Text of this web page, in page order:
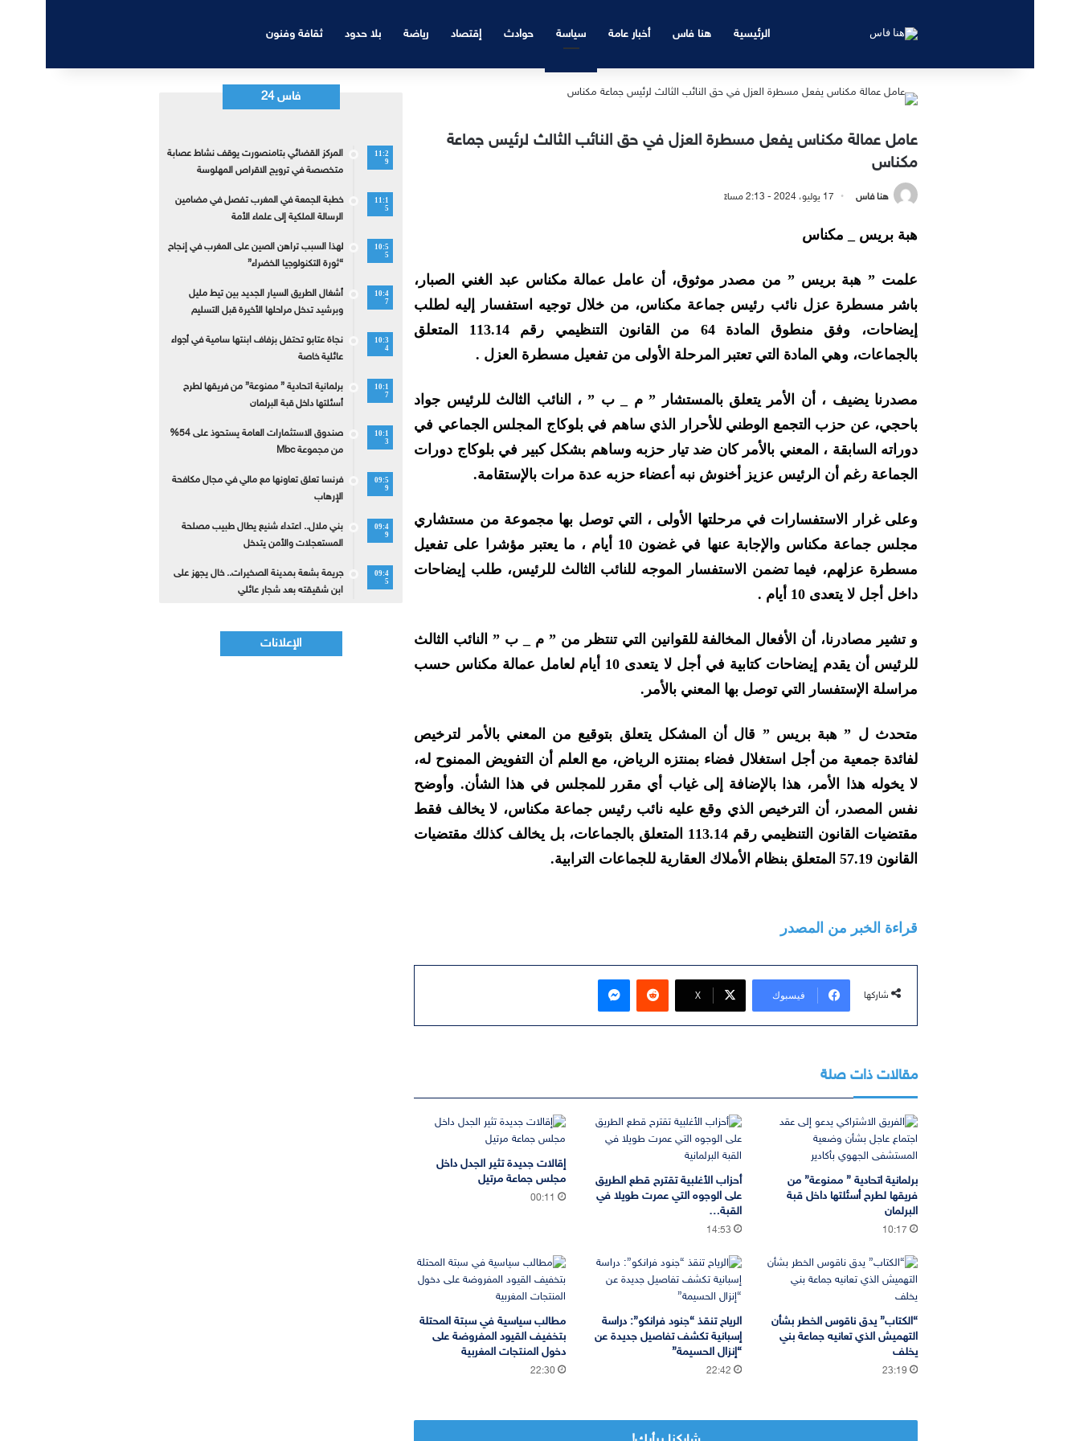
الرئيسية هنا فاس أخبار عامة سياسة حوادث إقتصاد رياضة بلا حدود ثقافة وفنون
عامل عمالة مكناس يفعل مسطرة العزل في حق النائب الثالث لرئيس جماعة
مكناس
هنا فاس 17 يوليو، 2024 - 2:13 مساءً
هبة بريس _ مكناس
علمت ” هبة بريس ” من مصدر موثوق، أن عامل عمالة مكناس عبد الغني الصبار،
باشر مسطرة عزل نائب رئيس جماعة مكناس، من خلال توجيه استفسار إليه لطلب
إيضاحات، وفق منطوق المادة 64 من القانون التنظيمي رقم 113.14 المتعلق
بالجماعات، وهي المادة التي تعتبر المرحلة الأولى من تفعيل مسطرة العزل .
مصدرنا يضيف ، أن الأمر يتعلق بالمستشار ” م _ ب ” ، النائب الثالث للرئيس جواد
باحجي، عن حزب التجمع الوطني للأحرار الذي ساهم في بلوكاج المجلس الجماعي في
دوراته السابقة ، المعني بالأمر كان ضد تيار حزبه وساهم بشكل كبير في بلوكاج دورات
الجماعة رغم أن الرئيس عزيز أخنوش نبه أعضاء حزبه عدة مرات بالإستقامة.
وعلى غرار الاستفسارات في مرحلتها الأولى ، التي توصل بها مجموعة من مستشاري
مجلس جماعة مكناس والإجابة عنها في غضون 10 أيام ، ما يعتبر مؤشرا على تفعيل
مسطرة عزلهم، فيما تضمن الاستفسار الموجه للنائب الثالث للرئيس، طلب إيضاحات
داخل أجل لا يتعدى 10 أيام .
و تشير مصادرنا، أن الأفعال المخالفة للقوانين التي تنتظر من ” م _ ب ” النائب الثالث
للرئيس أن يقدم إيضاحات كتابية في أجل لا يتعدى 10 أيام لعامل عمالة مكناس حسب
مراسلة الإستفسار التي توصل بها المعني بالأمر.
متحدث ل ” هبة بريس ” قال أن المشكل يتعلق بتوقيع من المعني بالأمر لترخيص
لفائدة جمعية من أجل استغلال فضاء بمنتزه الرياض، مع العلم أن التفويض الممنوح له،
لا يخوله هذا الأمر، هذا بالإضافة إلى غياب أي مقرر للمجلس في هذا الشأن. وأوضح
نفس المصدر، أن الترخيص الذي وقع عليه نائب رئيس جماعة مكناس، لا يخالف فقط
مقتضيات القانون التنظيمي رقم 113.14 المتعلق بالجماعات، بل يخالف كذلك مقتضيات
القانون 57.19 المتعلق بنظام الأملاك العقارية للجماعات الترابية.
قراءة الخبر من المصدر
شاركها فيسبوك ‫X
ماسنجر
مقالات ذات صلة
برلمانية اتحادية ” ممنوعة” من
فريقها لطرح أسئلتها داخل قبة
البرلمان
10:17
أحزاب الأغلبية تقترح قطع الطريق
على الوجوه التي عمرت طويلا في
القبة…
14:53
إقالات جديدة تثير الجدل داخل
مجلس جماعة مرتيل
00:11
“الكتاب” يدق ناقوس الخطر بشأن
التهميش الذي تعانيه جماعة بني
يخلف
23:19
الرياح تنقذ “جنود فرانكو”: دراسة
إسبانية تكشف تفاصيل جديدة عن
“إنزال الحسيمة”
22:42
مطالب سياسية في سبتة المحتلة
بتخفيف القيود المفروضة على
دخول المنتجات المغربية
22:30
فاس 24
11:2
9
المركز القضائي بتامنصورت يوقف نشاط عصابة
متخصصة في ترويج الاقراص المهلوسة
11:1
5
خطبة الجمعة في المغرب تفصل في مضامين
الرسالة الملكية إلى علماء الأمة
10:5
5
لهذا السبب تراهن الصين على المغرب في إنجاح
“ثورة التكنولوجيا الخضراء”
10:4
7
أشغال الطريق السيار الجديد بين تيط مليل
وبرشيد تدخل مراحلها الأخيرة قبل التسليم
10:3
4
نجاة عتابو تحتفل بزفاف ابنتها سامية في أجواء
عائلية خاصة
10:1
7
برلمانية اتحادية ” ممنوعة” من فريقها لطرح
أسئلتها داخل قبة البرلمان
10:1
3
صندوق الاستثمارات العامة يستحوذ على 54%
من مجموعة Mbc
09:5
9
فرنسا تعلق تعاونها مع مالي في مجال مكافحة
الإرهاب
09:4
9
بني ملال.. اعتداء شنيع يطال طبيب مصلحة
المستعجلات والأمن يتدخل
09:4
5
جريمة بشعة بمدينة الصخيرات.. خال يجهز على
ابن شقيقته بعد شجار عائلي
الإعلانات